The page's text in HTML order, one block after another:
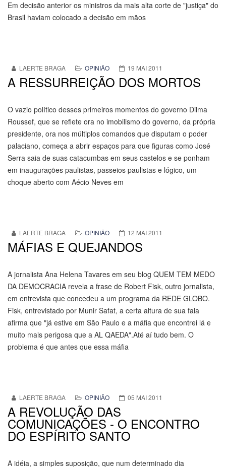
Em decisão anterior os ministros da mais alta corte de "justiça" do
Brasil haviam colocado a decisão em mãos
LAERTE BRAGA OPINIÃO 19 MAI 2011
A RESSURREIÇÃO DOS MORTOS
O vazio político desses primeiros momentos do governo Dilma
Roussef, que se reflete ora no imobilismo do governo, da própria
presidente, ora nos múltiplos comandos que disputam o poder
palaciano, começa a abrir espaços para que figuras como José
Serra saia de suas catacumbas em seus castelos e se ponham
em inaugurações paulistas, passeios paulistas e lógico, um
choque aberto com Aécio Neves em
LAERTE BRAGA OPINIÃO 12 MAI 2011
MÁFIAS E QUEJANDOS
A jornalista Ana Helena Tavares em seu blog QUEM TEM MEDO
DA DEMOCRACIA revela a frase de Robert Fisk, outro jornalista,
em entrevista que concedeu a um programa da REDE GLOBO.
Fisk, entrevistado por Munir Safat, a certa altura de sua fala
afirma que "já estive em São Paulo e a máfia que encontrei lá e
muito mais perigosa que a AL QAEDA".Até aí tudo bem. O
problema é que antes que essa máfia
LAERTE BRAGA OPINIÃO 05 MAI 2011
A REVOLUÇÃO DAS
COMUNICAÇÕES - O ENCONTRO
DO ESPÍRITO SANTO
A idéia, a simples suposição, que num determinado dia